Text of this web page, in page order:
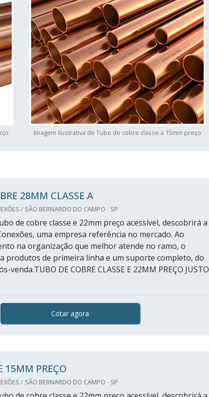
Imagem ilustrativa de Tubo de cobre classe a 15mm preço
28MM CLASSE A
/ SÃO BERNARDO DO CAMPO - SP
de cobre classe e 22mm preço acessível, descobrirá a
uma empresa referência no mercado. Ao
na organização que melhor atende no ramo, o
produtos de primeira linha e um suporte completo, do
venda.TUBO DE COBRE CLASSE E 22MM PREÇO JUSTO
Cotar agora
15MM PREÇO
/ SÃO BERNARDO DO CAMPO - SP